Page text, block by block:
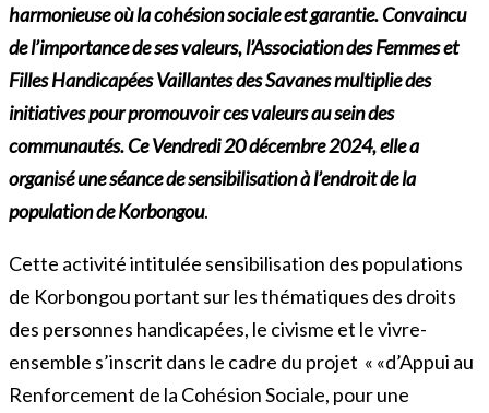
harmonieuse où la cohésion sociale est garantie. Convaincu
de l’importance de ses valeurs, l’Association des Femmes et
Filles Handicapées Vaillantes des Savanes multiplie des
initiatives pour promouvoir ces valeurs au sein des
communautés. Ce Vendredi 20 décembre 2024, elle a
organisé une séance de sensibilisation à l’endroit de la
population de Korbongou.
Cette activité intitulée sensibilisation des populations
de Korbongou portant sur les thématiques des droits
des personnes handicapées, le civisme et le vivre-
ensemble s’inscrit dans le cadre du projet « «d’Appui au
Renforcement de la Cohésion Sociale, pour une